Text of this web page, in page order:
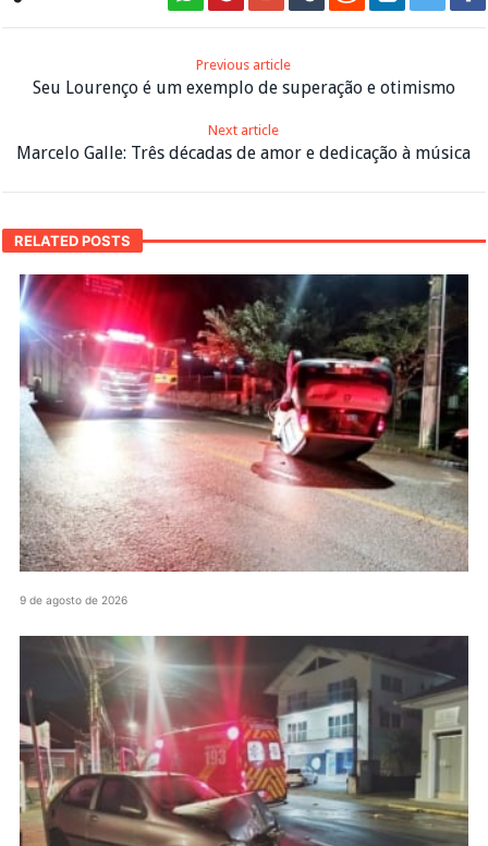
Previous article
Seu Lourenço é um exemplo de superação e otimismo
Next article
Marcelo Galle: Três décadas de amor e dedicação à música
RELATED POSTS
9 de agosto de 2026